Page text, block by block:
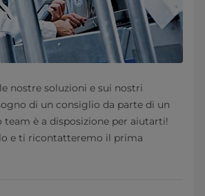
nostre soluzioni e sui nostri
di un consiglio da parte di un
team è a disposizione per aiutarti!
e ti ricontatteremo il prima